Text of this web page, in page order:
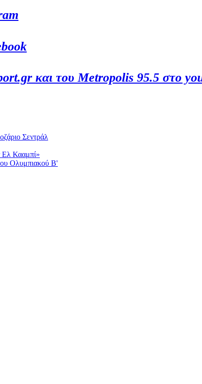
και του Metropolis 95.5 στο
Σεντράλ
Ελ Κααμπί»
Ολυμπιακού Β'